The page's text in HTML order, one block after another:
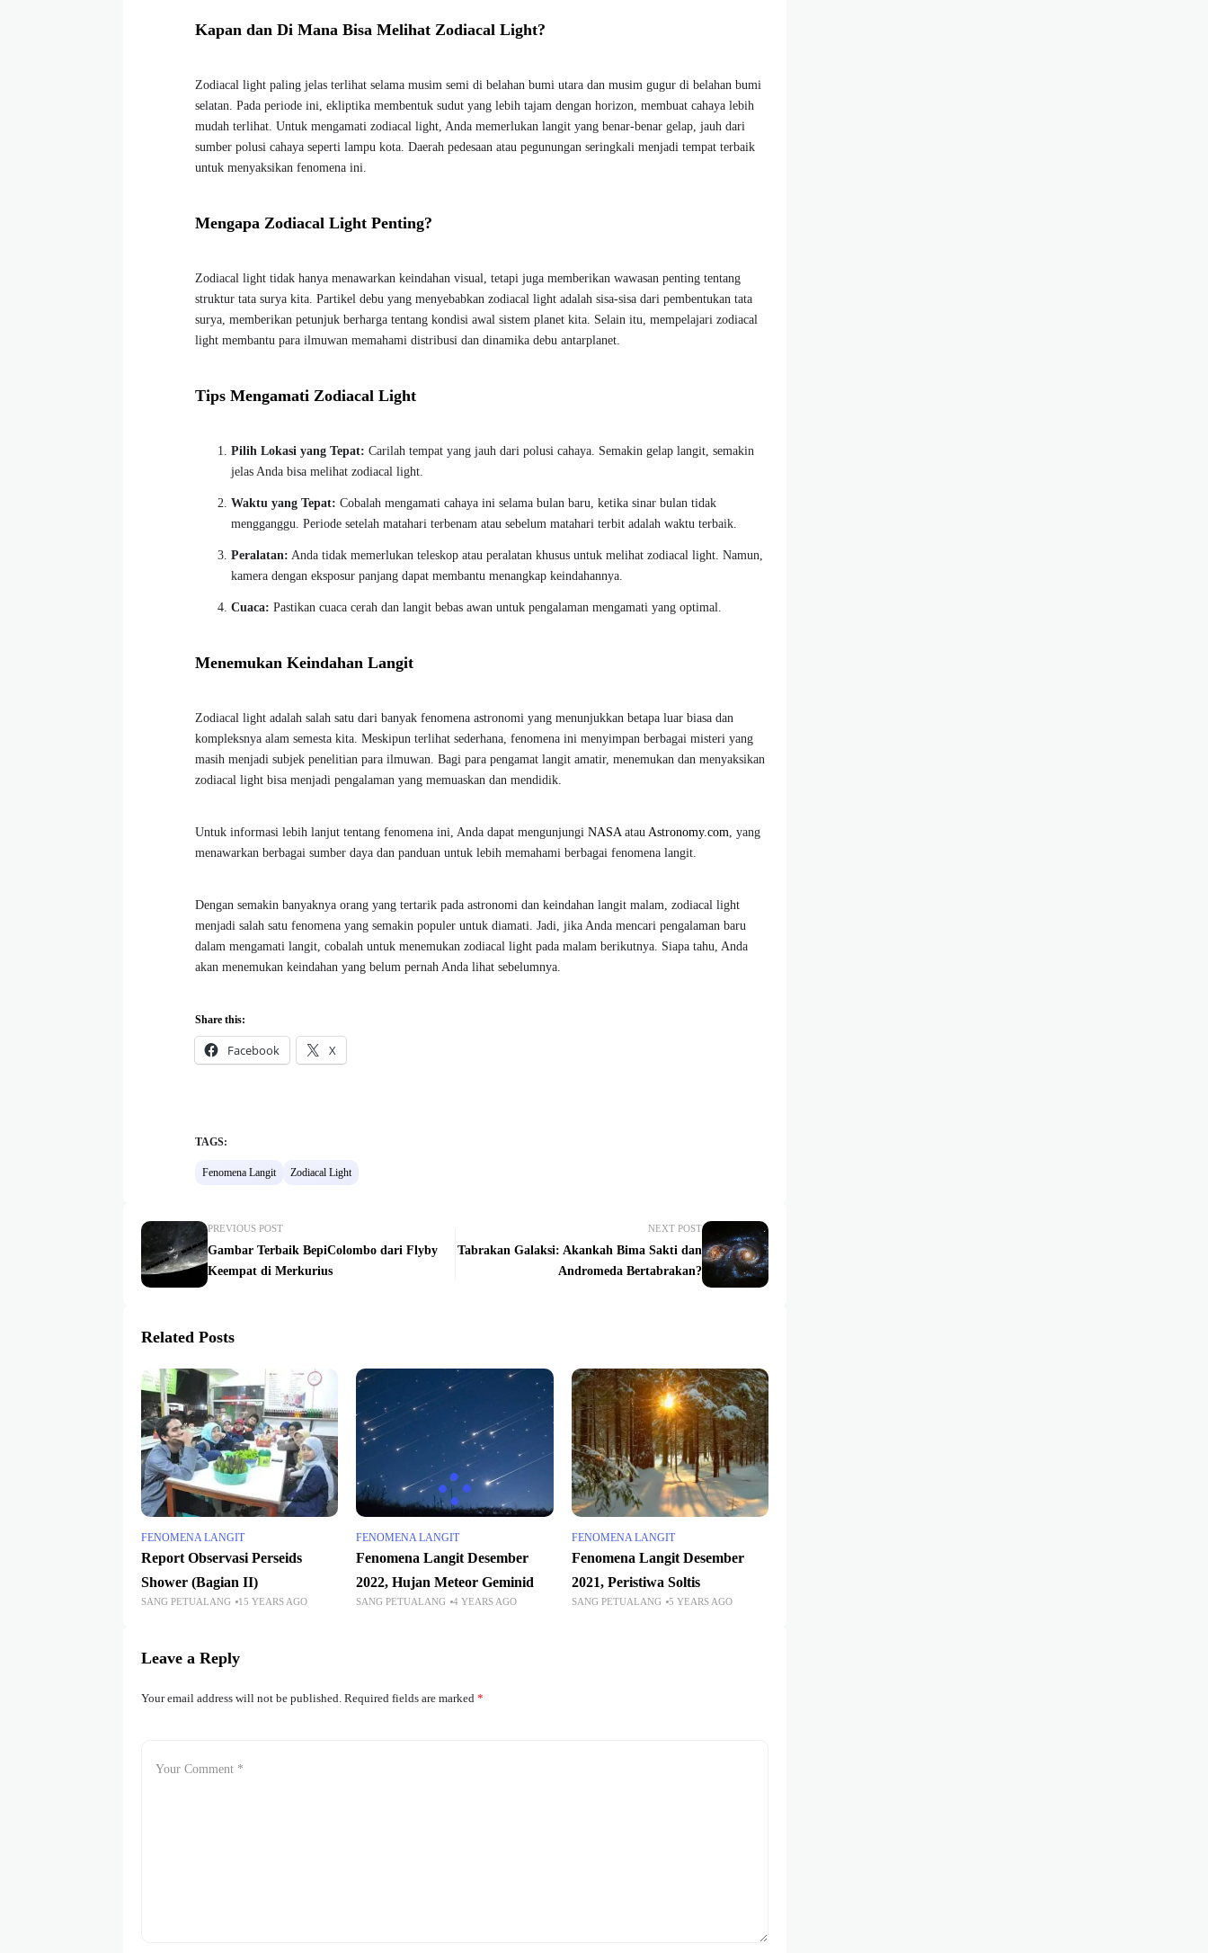
Kapan dan Di Mana Bisa Melihat Zodiacal Light?
Zodiacal light paling jelas terlihat selama musim semi di belahan bumi utara dan musim gugur di belahan bumi
selatan. Pada periode ini, ekliptika membentuk sudut yang lebih tajam dengan horizon, membuat cahaya lebih
mudah terlihat. Untuk mengamati zodiacal light, Anda memerlukan langit yang benar-benar gelap, jauh dari
sumber polusi cahaya seperti lampu kota. Daerah pedesaan atau pegunungan seringkali menjadi tempat terbaik
untuk menyaksikan fenomena ini.
Mengapa Zodiacal Light Penting?
Zodiacal light tidak hanya menawarkan keindahan visual, tetapi juga memberikan wawasan penting tentang
struktur tata surya kita. Partikel debu yang menyebabkan zodiacal light adalah sisa-sisa dari pembentukan tata
surya, memberikan petunjuk berharga tentang kondisi awal sistem planet kita. Selain itu, mempelajari zodiacal
light membantu para ilmuwan memahami distribusi dan dinamika debu antarplanet.
Tips Mengamati Zodiacal Light
Pilih Lokasi yang Tepat: Carilah tempat yang jauh dari polusi cahaya. Semakin gelap langit, semakin
jelas Anda bisa melihat zodiacal light.
Waktu yang Tepat: Cobalah mengamati cahaya ini selama bulan baru, ketika sinar bulan tidak
mengganggu. Periode setelah matahari terbenam atau sebelum matahari terbit adalah waktu terbaik.
Peralatan: Anda tidak memerlukan teleskop atau peralatan khusus untuk melihat zodiacal light. Namun,
kamera dengan eksposur panjang dapat membantu menangkap keindahannya.
Cuaca: Pastikan cuaca cerah dan langit bebas awan untuk pengalaman mengamati yang optimal.
Menemukan Keindahan Langit
Zodiacal light adalah salah satu dari banyak fenomena astronomi yang menunjukkan betapa luar biasa dan
kompleksnya alam semesta kita. Meskipun terlihat sederhana, fenomena ini menyimpan berbagai misteri yang
masih menjadi subjek penelitian para ilmuwan. Bagi para pengamat langit amatir, menemukan dan menyaksikan
zodiacal light bisa menjadi pengalaman yang memuaskan dan mendidik.
Untuk informasi lebih lanjut tentang fenomena ini, Anda dapat mengunjungi NASAatau Astronomy.com, yang
menawarkan berbagai sumber daya dan panduan untuk lebih memahami berbagai fenomena langit.
Dengan semakin banyaknya orang yang tertarik pada astronomi dan keindahan langit malam, zodiacal light
menjadi salah satu fenomena yang semakin populer untuk diamati. Jadi, jika Anda mencari pengalaman baru
dalam mengamati langit, cobalah untuk menemukan zodiacal light pada malam berikutnya. Siapa tahu, Anda
akan menemukan keindahan yang belum pernah Anda lihat sebelumnya.
Share this:
Facebook X
TAGS:
Fenomena Langit Zodiacal Light
PREVIOUS POST
Gambar Terbaik BepiColombo dari Flyby
Keempat di Merkurius
NEXT POST
Tabrakan Galaksi: Akankah Bima Sakti dan
Andromeda Bertabrakan?
Related Posts
FENOMENA LANGIT
Report Observasi Perseids
Shower (Bagian II)
SANG PETUALANG 15 YEARS AGO
FENOMENA LANGIT
Fenomena Langit Desember
2022, Hujan Meteor Geminid
SANG PETUALANG 4 YEARS AGO
FENOMENA LANGIT
Fenomena Langit Desember
2021, Peristiwa Soltis
SANG PETUALANG 5 YEARS AGO
Leave a Reply
Your email address will not be published. Required fields are marked *